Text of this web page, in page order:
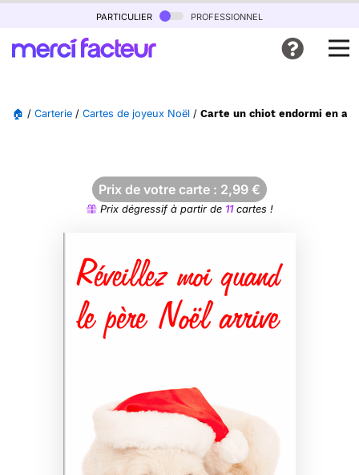
particulier professionnel
🏠 / Carterie / Cartes de joyeux Noël / Carte un chiot endormi en
Prix de votre carte : 2,99 €
Prix dégressif à partir de 11cartes !